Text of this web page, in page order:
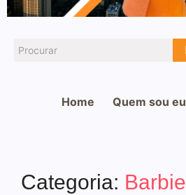
Home Quem sou eu
Categoria: Barbie